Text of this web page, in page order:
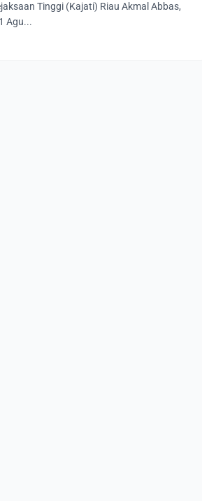
Tinggi (Kajati) Riau Akmal Abbas,
Agu...